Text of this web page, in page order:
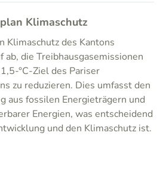
Klimaschutz
Klimaschutz des Kantons
ab, die Treibhausgasemissionen
°C-Ziel des Pariser
zu reduzieren. Dies umfasst den
aus fossilen Energieträgern und
Energien, was entscheidend
und den Klimaschutz ist.